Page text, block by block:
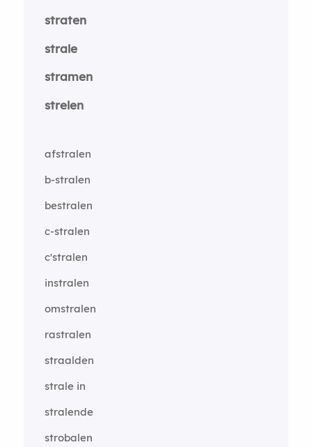
straten
strale
stramen
strelen
afstralen
b-stralen
bestralen
c-stralen
c'stralen
instralen
omstralen
rastralen
straalden
strale in
stralende
strobalen